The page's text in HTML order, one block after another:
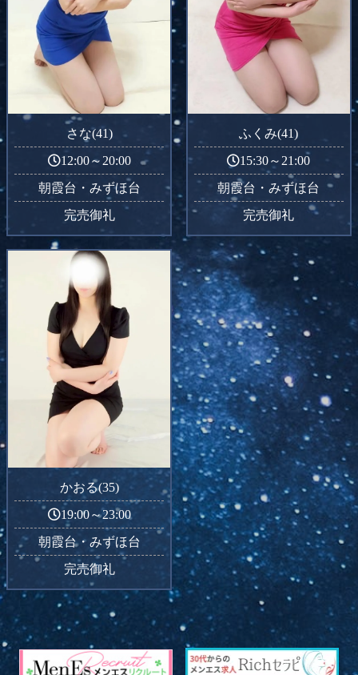
さな(41)
12:00～20:00
朝霞台・みずほ台
完売御礼
ふくみ(41)
15:30～21:00
朝霞台・みずほ台
完売御礼
かおる(35)
19:00～23:00
朝霞台・みずほ台
完売御礼